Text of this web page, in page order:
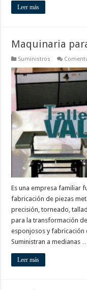
Leer más
Maquinaria
Suministros
Es una empresa familiar
fabricación de piezas
precisión, torneado,
para la transformación
esponjosos y
Suministran a medianas
Leer más